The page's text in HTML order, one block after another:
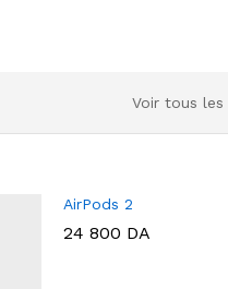
Voir tous les
AirPods 2
24 800 DA